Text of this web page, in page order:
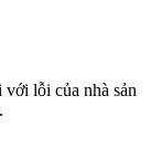
lỗi của nhà sản